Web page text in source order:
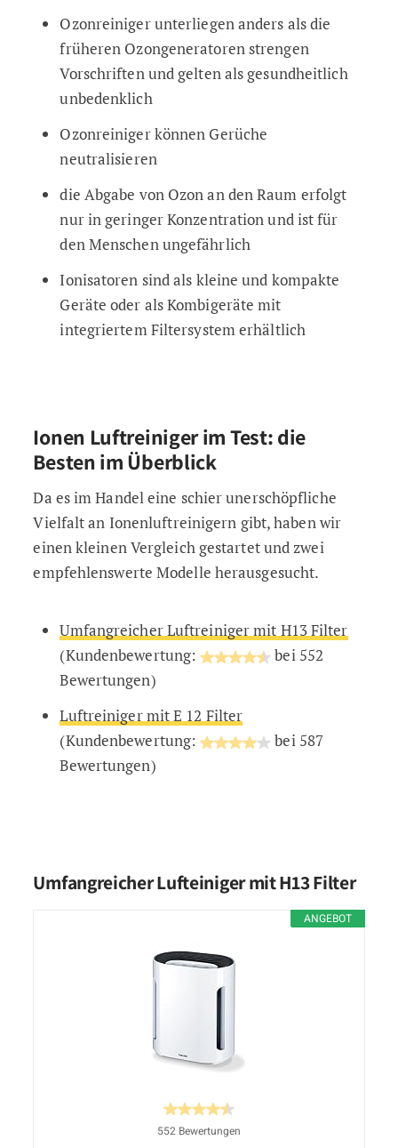
Ozonreiniger unterliegen anders als die
früheren Ozongeneratoren strengen
Vorschriften und gelten als gesundheitlich
unbedenklich
Ozonreiniger können Gerüche
neutralisieren
die Abgabe von Ozon an den Raum erfolgt
nur in geringer Konzentration und ist für
den Menschen ungefährlich
Ionisatoren sind als kleine und kompakte
Geräte oder als Kombigeräte mit
integriertem Filtersystem erhältlich
Ionen Luftreiniger im Test: die
Besten im Überblick
Da es im Handel eine schier unerschöpfliche
Vielfalt an Ionenluftreinigern gibt, haben wir
einen kleinen Vergleich gestartet und zwei
empfehlenswerte Modelle herausgesucht.
Umfangreicher Luftreiniger mit H13 Filter
(Kundenbewertung:
bei 552
Bewertungen)
Luftreiniger mit E 12 Filter
(Kundenbewertung:
bei 587
Bewertungen)
Umfangreicher Lufteiniger mit H13 Filter
ANGEBOT
552 Bewertungen